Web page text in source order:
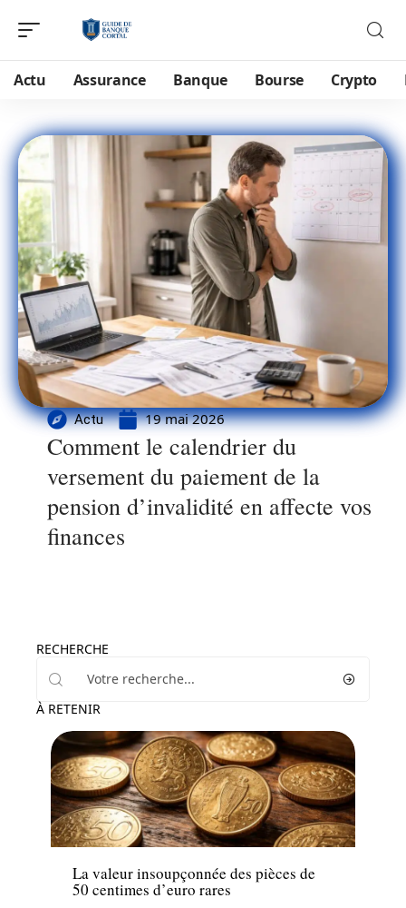
Actu Assurance Banque Bourse Crypto
Actu 19 mai 2026
Comment le calendrier du
versement du paiement de la
pension d’invalidité en affecte vos
finances
RECHERCHE
À RETENIR
Finance
La valeur insoupçonnée des pièces de
50 centimes d’euro rares